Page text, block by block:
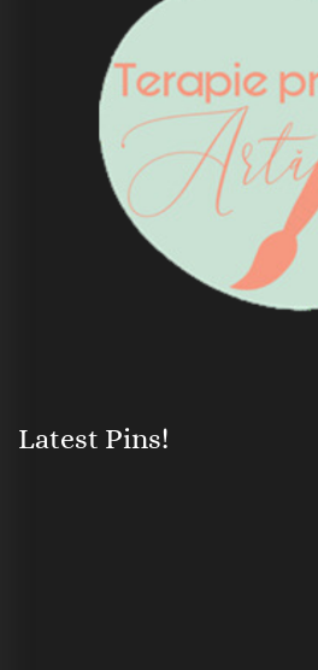
Latest Pins!